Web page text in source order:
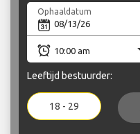
Ophaaldatum
Leeftijd bestuurder:
18 - 29